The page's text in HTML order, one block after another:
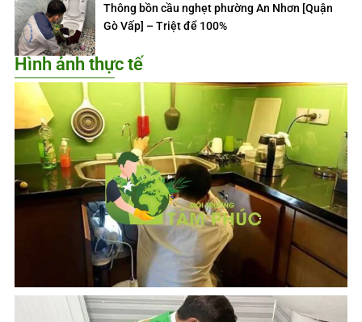
Thông bồn cầu nghẹt phường An Nhơn [Quận
Gò Vấp] – Triệt để 100%
Hình ảnh thực tế